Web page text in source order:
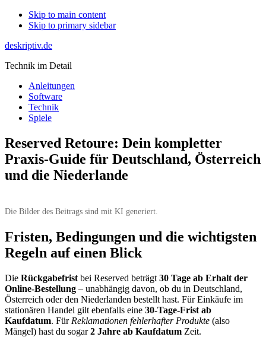
Skip to main content
Skip to primary sidebar
deskriptiv.de
Technik im Detail
Anleitungen
Software
Technik
Spiele
Reserved Retoure: Dein kompletter
Praxis-Guide für Deutschland, Österreich
und die Niederlande
Die Bilder des Beitrags sind mit KI generiert.
Fristen, Bedingungen und die wichtigsten
Regeln auf einen Blick
Die Rückgabefrist bei Reserved beträgt 30 Tage ab Erhalt der
Online-Bestellung – unabhängig davon, ob du in Deutschland,
Österreich oder den Niederlanden bestellt hast. Für Einkäufe im
stationären Handel gilt ebenfalls eine 30-Tage-Frist ab
Kaufdatum. Für Reklamationen fehlerhafter Produkte (also
Mängel) hast du sogar2 Jahre ab Kaufdatum Zeit.